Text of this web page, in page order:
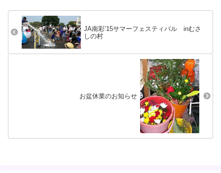
り、それぞれの区域のゴミ...
いる年賀状が何通かありまし
始めです。本年もどうぞよろ
しく...
JA南彩’15サマーフェスティバル inむさ
しの村
お盆休業のお知らせ